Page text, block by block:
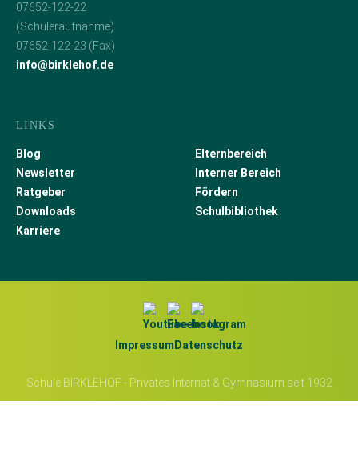
07652-122-22
(Schüleraufnahme)
07652-122-23 (Fax)
info@birklehof.de
LINKS
Blog
Newsletter
Ratgeber
Downloads
Karriere
Elternbereich
Interner Bereich
Fördern
Schulbibliothek
Impressum Datenschutz
Schule BIRKLEHOF - Privates Internat & Gymnasium seit 1932